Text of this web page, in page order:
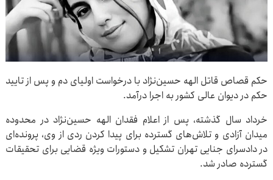
حکم قصاص قاتل الهه حسین‌نژاد با درخواست اولیای دم و پس از تایید
حکم در دیوان عالی کشور به اجرا درآمد.
خرداد سال گذشته، پس از اعلام فقدان الهه حسین‌نژاد در محدوده
میدان آزادی و تلاش‌های گسترده برای پیدا کردن ردی از وی، پرونده‌ای
در دادسرای جنایی تهران تشکیل و دستورات ویژه قضایی برای تحقیقات
گسترده صادر شد.